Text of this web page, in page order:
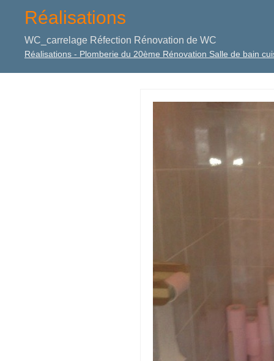
Réalisations
WC_carrelage Réfection Rénovation de WC
Réalisations - Plomberie du 20ème Rénovation Salle de bain